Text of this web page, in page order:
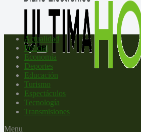
Actualidad
Policial
Economía
Deportes
Educación
Turismo
Espectáculos
Tecnología
Transmisiones
Menu